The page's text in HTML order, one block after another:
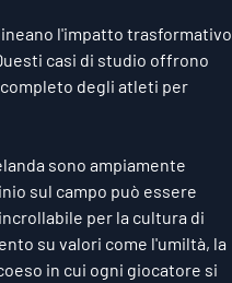
l'impatto trasformativo
casi di studio offrono
degli atleti per
sono ampiamente
sul campo può essere
per la cultura di
su valori come l'umiltà, la
in cui ogni giocatore si